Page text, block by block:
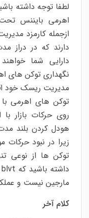
لطفا توجه داشته
اهرمی بایننس تحت
ازجمله کارمزد
دارند که در دراز
دارایی شما
نگهداری توکن های
مدیریت ریسک خود
توکن های اهرمی
روی حرکات بازار
هودل کردن بلند
زیرا در نبود حرکات
توکن ها از نوعی
مارجین نیست و
کلام آخر